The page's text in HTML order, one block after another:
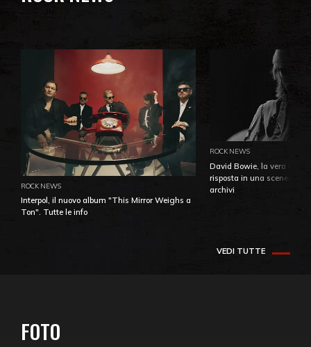
ROCK NEWS
Interpol, il nuovo album "This Mirror Weighs a
Ton". Tutte le info
ROCK NEWS
David Bowie, la vera
risposta in una
archivi
VEDI TUTTE
FOTO